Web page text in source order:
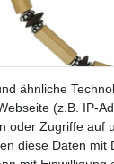
ähnliche
(z.B. IP-
oder Zugriffe auf
diese Daten mit